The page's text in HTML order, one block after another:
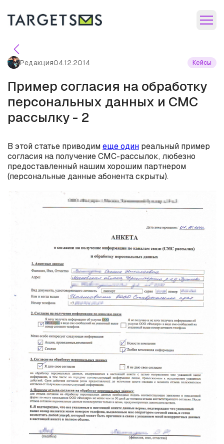
Редакция04.12.2014 Кейсы
Пример согласия на обработку
персональных данных и СМС
рассылку - 2
В этой статье приводимеще один реальный пример
согласия на получение СМС-рассылок, любезно
предоставленный нашим хорошим партнером
(персональные данные абонента скрыты).